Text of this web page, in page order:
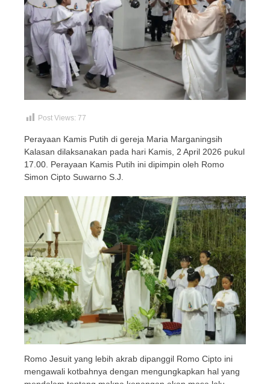
Post Views: 77
Perayaan Kamis Putih di gereja Maria Marganingsih
Kalasan dilaksanakan pada hari Kamis, 2 April 2026 pukul
17.00. Perayaan Kamis Putih ini dipimpin oleh Romo
Simon Cipto Suwarno S.J.
Romo Jesuit yang lebih akrab dipanggil Romo Cipto ini
mengawali kotbahnya dengan mengungkapkan hal yang